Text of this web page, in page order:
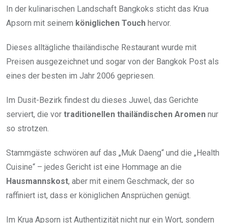
In der kulinarischen Landschaft Bangkoks sticht das Krua
Apsorn mit seinem königlichen Touch hervor.
Dieses alltägliche thailändische Restaurant wurde mit
Preisen ausgezeichnet und sogar von der Bangkok Post als
eines der besten im Jahr 2006 gepriesen.
Im Dusit-Bezirk findest du dieses Juwel, das Gerichte
serviert, die vor traditionellen thailändischen Aromen nur
so strotzen.
Stammgäste schwören auf das „Muk Daeng“ und die „Health
Cuisine“ – jedes Gericht ist eine Hommage an die
Hausmannskost, aber mit einem Geschmack, der so
raffiniert ist, dass er königlichen Ansprüchen genügt.
Im Krua Apsorn ist Authentizität nicht nur ein Wort, sondern